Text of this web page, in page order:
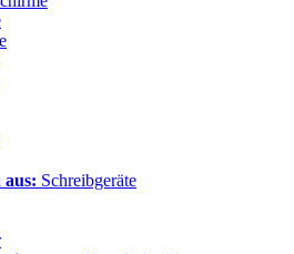
aus: Schreibgeräte